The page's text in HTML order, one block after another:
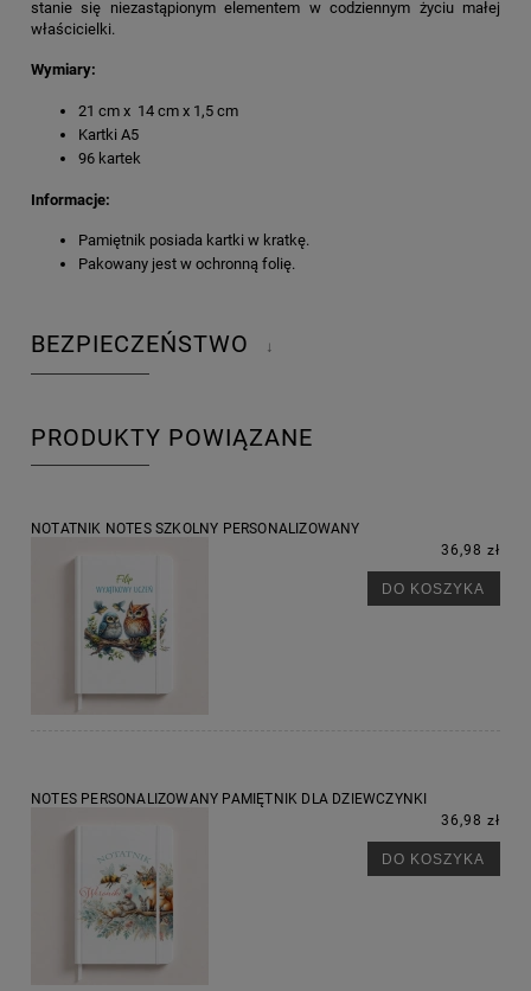
stanie się niezastąpionym elementem w codziennym życiu małej
właścicielki.
Wymiary:
21 cm x 14 cm x 1,5 cm
Kartki A5
96 kartek
Informacje:
Pamiętnik posiada kartki w kratkę.
Pakowany jest w ochronną folię.
BEZPIECZEŃSTWO ↓
PRODUKTY POWIĄZANE
NOTATNIK NOTES SZKOLNY PERSONALIZOWANY
36,98 zł
DO KOSZYKA
NOTES PERSONALIZOWANY PAMIĘTNIK DLA DZIEWCZYNKI
36,98 zł
DO KOSZYKA